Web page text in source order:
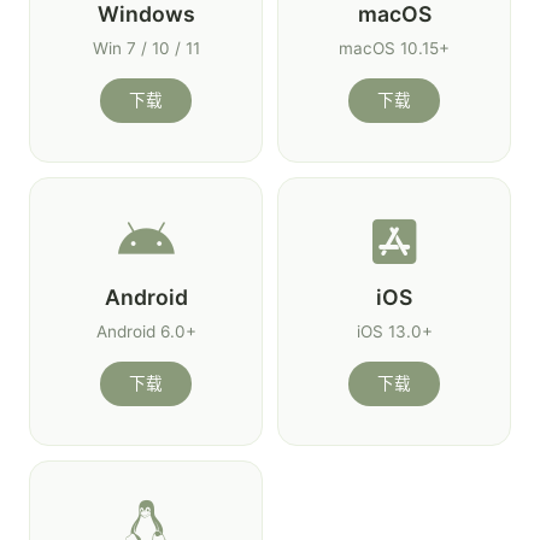
Windows
Win 7 / 10 / 11
下载
macOS
macOS 10.15+
下载
Android
Android 6.0+
下载
iOS
iOS 13.0+
下载